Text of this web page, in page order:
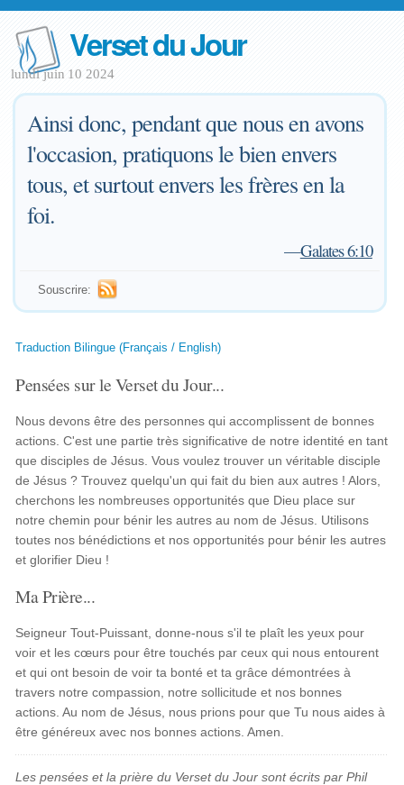
Verset du Jour
lundi juin 10 2024
Ainsi donc, pendant que nous en avons
l'occasion, pratiquons le bien envers
tous, et surtout envers les frères en la
foi.
—Galates 6:10
Souscrire:
Traduction Bilingue (Français / English)
Pensées sur le Verset du Jour...
Nous devons être des personnes qui accomplissent de bonnes
actions. C'est une partie très significative de notre identité en tant
que disciples de Jésus. Vous voulez trouver un véritable disciple
de Jésus ? Trouvez quelqu'un qui fait du bien aux autres ! Alors,
cherchons les nombreuses opportunités que Dieu place sur
notre chemin pour bénir les autres au nom de Jésus. Utilisons
toutes nos bénédictions et nos opportunités pour bénir les autres
et glorifier Dieu !
Ma Prière...
Seigneur Tout-Puissant, donne-nous s'il te plaît les yeux pour
voir et les cœurs pour être touchés par ceux qui nous entourent
et qui ont besoin de voir ta bonté et ta grâce démontrées à
travers notre compassion, notre sollicitude et nos bonnes
actions. Au nom de Jésus, nous prions pour que Tu nous aides à
être généreux avec nos bonnes actions. Amen.
Les pensées et la prière du Verset du Jour sont écrits par Phil